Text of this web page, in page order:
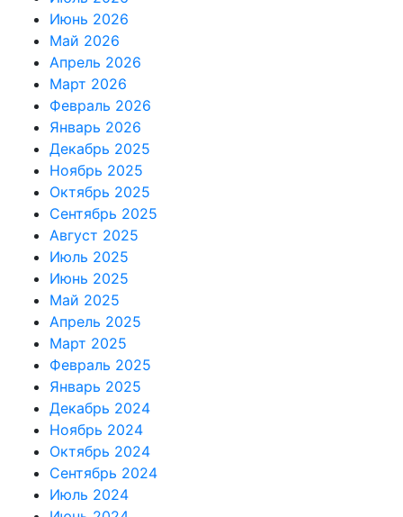
Июнь 2026
Май 2026
Апрель 2026
Март 2026
Февраль 2026
Январь 2026
Декабрь 2025
Ноябрь 2025
Октябрь 2025
Сентябрь 2025
Август 2025
Июль 2025
Июнь 2025
Май 2025
Апрель 2025
Март 2025
Февраль 2025
Январь 2025
Декабрь 2024
Ноябрь 2024
Октябрь 2024
Сентябрь 2024
Июль 2024